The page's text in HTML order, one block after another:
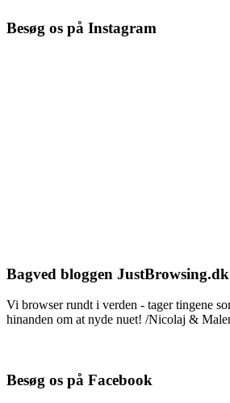
Besøg os på Instagram
Bagved bloggen JustBrowsing.dk
Vi browser rundt i verden - tager tingene
hinanden om at nyde nuet! /Nicolaj &
Besøg os på Facebook